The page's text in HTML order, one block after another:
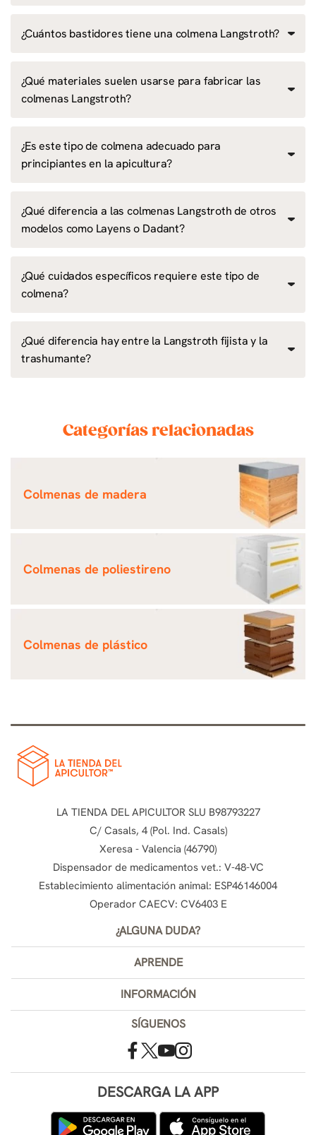
¿Cuántos bastidores tiene una colmena Langstroth?
¿Qué materiales suelen usarse para fabricar las
colmenas Langstroth?
¿Es este tipo de colmena adecuado para
principiantes en la apicultura?
¿Qué diferencia a las colmenas Langstroth de otros
modelos como Layens o Dadant?
¿Qué cuidados específicos requiere este tipo de
colmena?
¿Qué diferencia hay entre la Langstroth fijista y la
trashumante?
Categorías relacionadas
Colmenas de madera
Colmenas de poliestireno
Colmenas de plástico
LA TIENDA DEL APICULTOR SLU B98793227
C/ Casals, 4 (Pol. Ind. Casals)
Xeresa - Valencia (46790)
Dispensador de medicamentos vet.: V-48-VC
Establecimiento alimentación animal: ESP46146004
Operador CAECV: CV6403 E
¿ALGUNA DUDA?
APRENDE
INFORMACIÓN
SÍGUENOS
DESCARGA LA APP